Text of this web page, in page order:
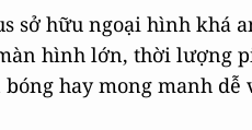
sở hữu ngoại hình khá
hình lớn, thời lượng
hay mong manh